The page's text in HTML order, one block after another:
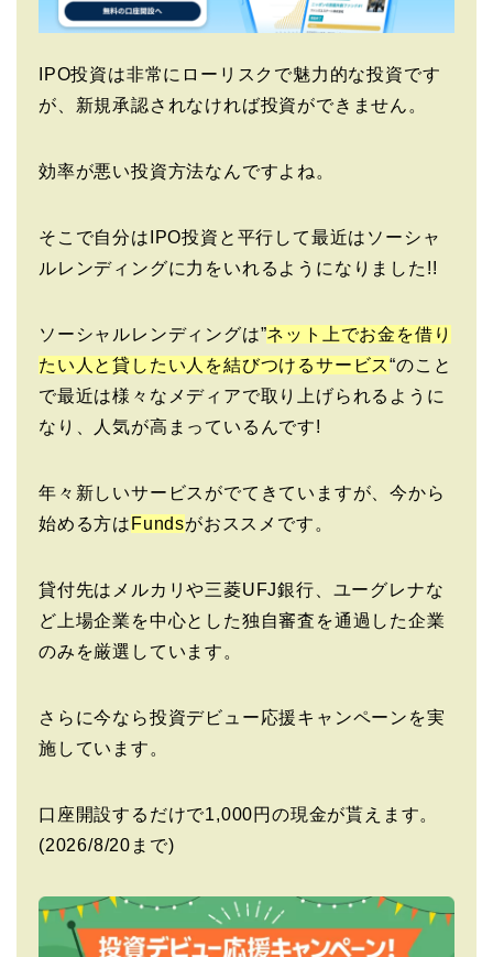
IPO投資は非常にローリスクで魅力的な投資です
が、新規承認されなければ投資ができません。
効率が悪い投資方法なんですよね。
そこで自分はIPO投資と平行して最近はソーシャ
ルレンディングに力をいれるようになりました!!
ソーシャルレンディングは”ネット上でお金を借り
たい人と貸したい人を結びつけるサービス“のこと
で最近は様々なメディアで取り上げられるように
なり、人気が高まっているんです!
年々新しいサービスがでてきていますが、今から
始める方は Fundsがおススメです。
貸付先はメルカリや三菱UFJ銀行、ユーグレナな
ど上場企業を中心とした独自審査を通過した企業
のみを厳選しています。
さらに今なら投資デビュー応援キャンペーンを実
施しています。
口座開設するだけで1,000円の現金が貰えます。
(2026/8/20まで)